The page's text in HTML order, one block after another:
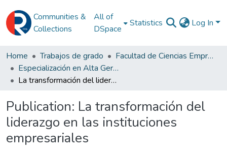
Communities &
Collections
All of
DSpace
Statistics Log In
Home Trabajos de grado
Facultad de Ciencias Empresariales
Especialización en Alta Gerencia
La transformación del liderazgo en las instituciones empresariales
Publication: La transformación del
liderazgo en las instituciones
empresariales